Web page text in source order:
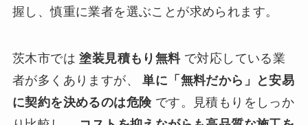
握し、慎重に業者を選ぶことが求められます。
茨木市では塗装見積もり無料で対応している業
者が多くありますが、単に「無料だから」と安易
に契約を決めるのは危険です。見積もりをしっか